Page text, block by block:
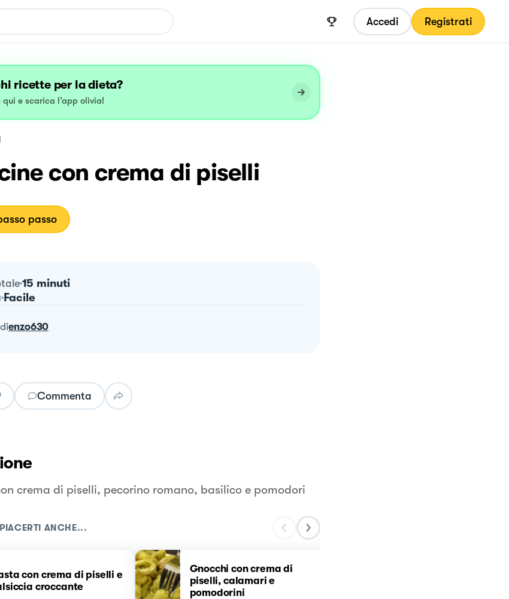
Accedi Registrati
ricette per la dieta?
e scarica l’app olivia!
con crema di piselli
passo
15 minuti
Facile
dienzo630
Commenta
crema di piselli, pecorino romano, basilico e pomodori
ANCHE...
con crema di piselli e
croccante
Gnocchi con crema di
piselli, calamari e
pomodorini